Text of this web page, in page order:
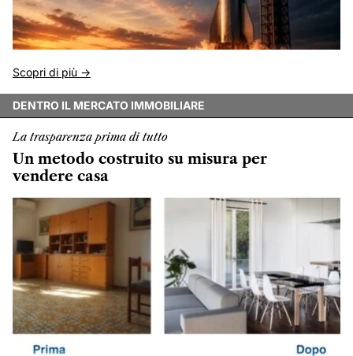
Scopri di più ->
DENTRO IL MERCATO IMMOBILIARE
La trasparenza prima di tutto
Un metodo costruito su misura per
vendere casa